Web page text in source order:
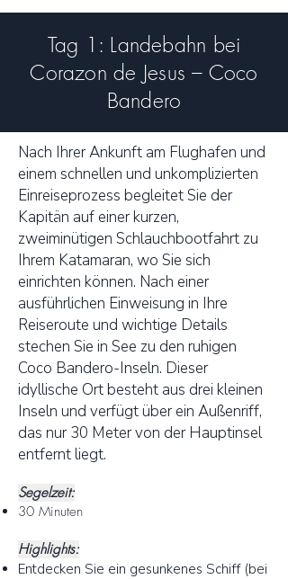
Tag 1: Landebahn bei
Corazon de Jesus – Coco
Bandero
Nach Ihrer Ankunft am Flughafen und
einem schnellen und unkomplizierten
Einreiseprozess begleitet Sie der
Kapitän auf einer kurzen,
zweiminütigen Schlauchbootfahrt zu
Ihrem Katamaran, wo Sie sich
einrichten können. Nach einer
ausführlichen Einweisung in Ihre
Reiseroute und wichtige Details
stechen Sie in See zu den ruhigen
Coco Bandero-Inseln. Dieser
idyllische Ort besteht aus drei kleinen
Inseln und verfügt über ein Außenriff,
das nur 30 Meter von der Hauptinsel
entfernt liegt.
Segelzeit:
30 Minuten
Highlights:
Entdecken Sie ein gesunkenes Schiff (bei